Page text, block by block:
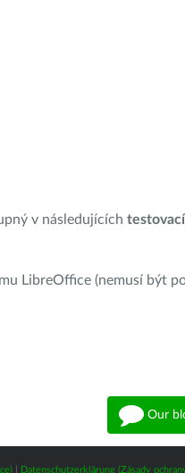
v následujících
LibreOffice (nemusí být
Our
| Datenschutzerklärung (Zásady